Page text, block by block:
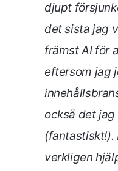
djupt
det sista jag
främst AI för
eftersom jag
också det
(fantastiskt!).
verkligen